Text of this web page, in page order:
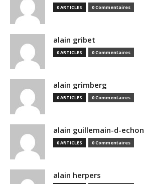
0 ARTICLES 0 Commentaires
alain gribet
0 ARTICLES 0 Commentaires
alain grimberg
0 ARTICLES 0 Commentaires
alain guillemain-d-echon
0 ARTICLES 0 Commentaires
alain herpers